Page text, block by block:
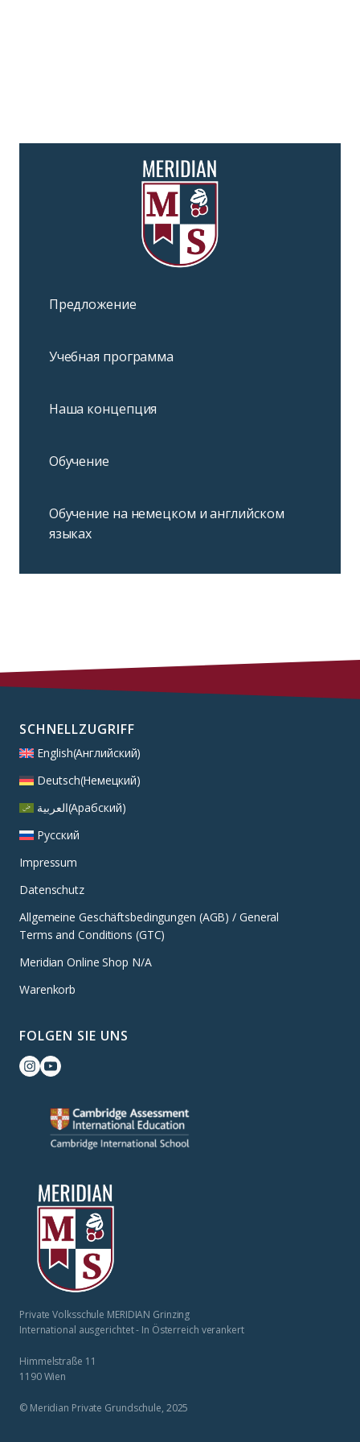
Предложение
Учебная программа
Наша концепция
Обучение
Обучение на немецком и английском
языках
SCHNELLZUGRIFF
English(Английский)
Deutsch(Немецкий)
العربية(Арабский)
Русский
Impressum
Datenschutz
Allgemeine Geschäftsbedingungen (AGB) / General
Terms and Conditions (GTC)
Meridian Online Shop N/A
Warenkorb
FOLGEN SIE UNS
Private Volksschule MERIDIAN Grinzing
International ausgerichtet - In Österreich verankert
Himmelstraße 11
1190 Wien
© Meridian Private Grundschule, 2025